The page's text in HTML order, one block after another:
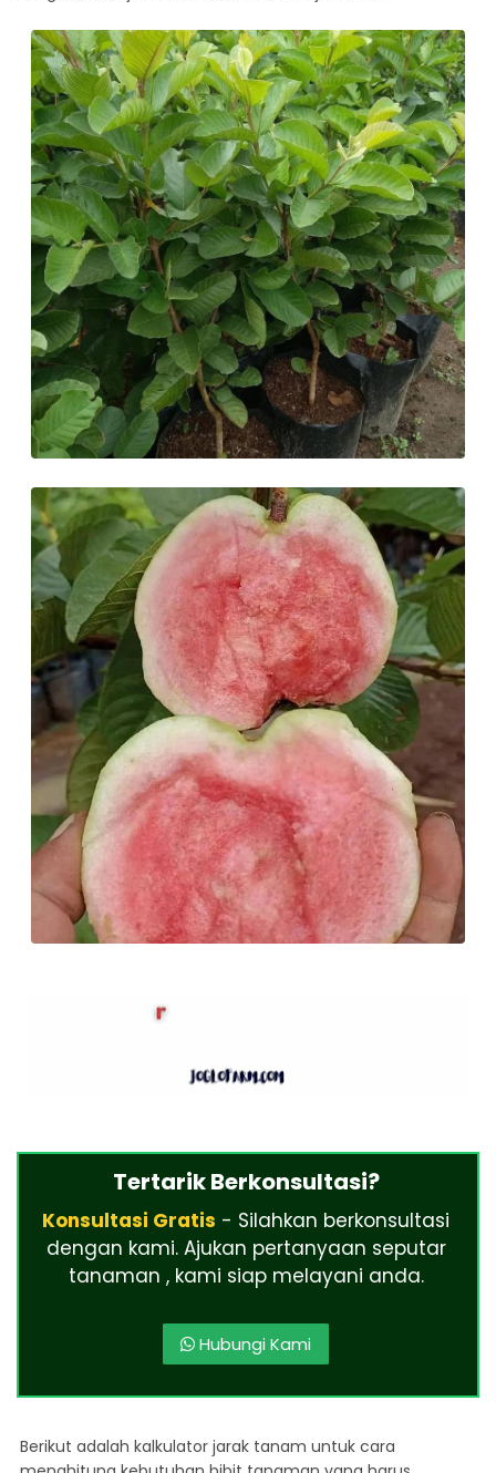
Tertarik Berkonsultasi?
Konsultasi Gratis - Silahkan berkonsultasi
dengan kami. Ajukan pertanyaan seputar
tanaman , kami siap melayani anda.
Hubungi Kami
Berikut adalah kalkulator jarak tanam untuk cara